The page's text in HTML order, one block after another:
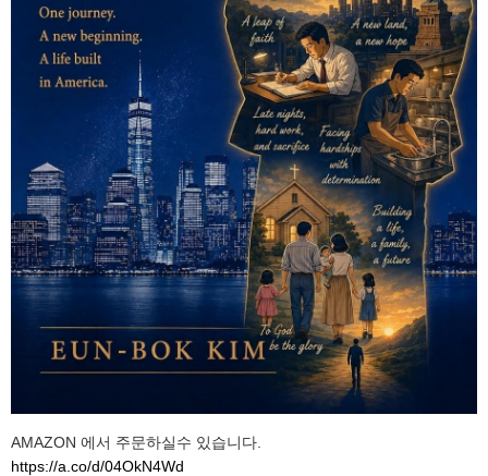
AMAZON 에서 주문하실수 있습니다.
https://a.co/d/04OkN4Wd